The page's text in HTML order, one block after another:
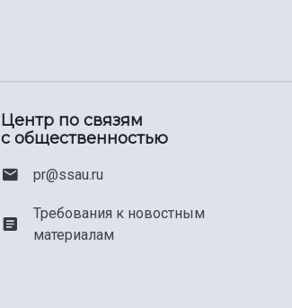
Центр по связям
с общественностью
pr@ssau.ru
Требования к новостным
материалам